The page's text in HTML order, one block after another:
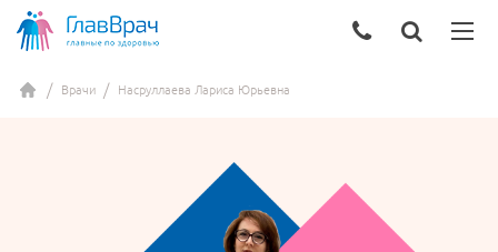
Врачи Насруллаева Лариса Юрьевна